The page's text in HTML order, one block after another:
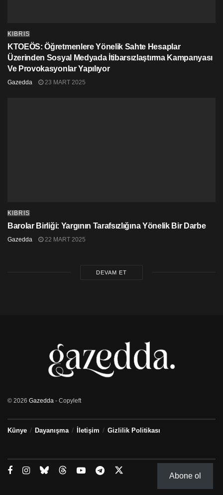
KIBRIS
KTOEÖS: Öğretmenlere Yönelik Sahte Hesaplar
Üzerinden Sosyal Medyada İtibarsızlaştırma Kampanyası
Ve Provokasyonlar Yapılıyor
Gazedda 23 MART 2025
KIBRIS
Barolar Birliği: Yargının Tarafsızlığına Yönelik Bir Darbe
Gazedda 22 MART 2025
DEVAM ET
© 2026 Gazedda - Copyleft
Künye Dayanışma İletişim Gizlilik Politikası
Abone ol